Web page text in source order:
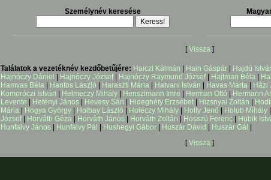
Személynév keresése
[Vissza ]
Találatok a vezetéknév kezdőbetűjére: Haiczl Kálmán Hain Gáspár Hajdú
Hajnóczy Dániel
Hajnóczy József| Hajnóczy Raymund József| Hajtman Béla
Hamvas Béla
Hantos László Haraszti Mária Hatvani István Havas Márta Házi
Komoróczi István
Helmeczy Mihály Henszlmann Imre Herman Ottó Hermann
Levente
Hetényi János Hevesy Sári Hideghéty Erzsébet Hizsnyai Zoltán
Mária
Hogya György Holbay László Holéczy Mihály Holly Jenő Holub Mihály
József| Horváth Géza Horváth János Horváth Zoltán Hosszú Ferenc Hubik
Hunfalvy János
Hunfalvy Pál Hushegyi Gábor Huszár Dávid Huszár Gál
[Vissza ]